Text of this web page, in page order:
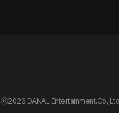
ⓒ2026 DANAL